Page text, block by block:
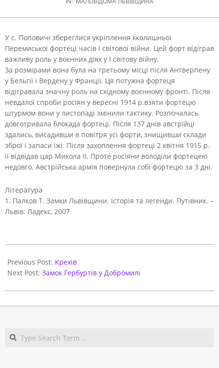
У с. Поповичі збереглися укріплення кколишньої
Перемиської фортеці часів І світової війни. Цей форт відіграв
важливу роль у воєнних діях у І світову війну.
За розмірами вона була на третьому місці після Антверпену
у Бельгії і Вердену у Франції. Ця потужна фортеця
відігравала значну роль на східному воєнному фронті. Після
невдалої спроби росіян у вересні 1914 р.взяти фортецю
штурмом вони у листопаді змінили тактику. Розпочалась
довготривала блокада фортеці. Після 137 днів австрійці
здались, висадивши в повітря усі форти, знищивши склади
зброї і запаси їжі. Після захоплення фортеці 2 квітня 1915 р.
її відвідав цар Микола ІІ. Проте росіяни володіли фортецею
недовго. Австрійська армія повернула собі фортецю за 3 дні.
Література
1. Палков Т. Замки Львівщини. Історія та легенди. Путівник. –
Львів: Ладекс, 2007
12-
11
Previous Post: Крехів
Next Post: Замок Гербуртів у Добромилі